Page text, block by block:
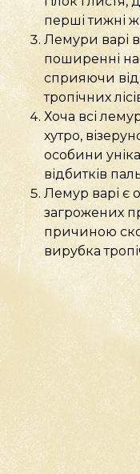
перші тижні
Лемури варі
поширенні
сприяючи
тропічних
Хоча всі
хутро,
особини
відбитків
Лемур варі є
загрожених
причиною
вирубка